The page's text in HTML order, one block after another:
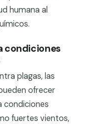
humana al
condiciones
plagas, las
ofrecer
fuertes vientos,